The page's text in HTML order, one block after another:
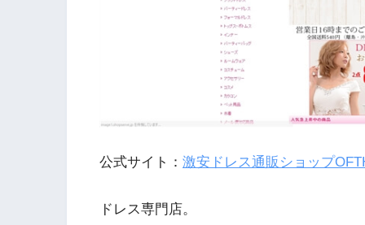
公式サイト： 激安ドレス通販ショップ
ドレス専門店。